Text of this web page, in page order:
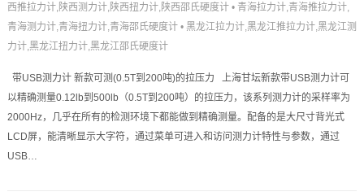
西推拉力计,陕西测力计,陕西扭力计,陕西邵氏硬度计• 青海拉力计,青海推拉力计,
青海测力计,青海扭力计,青海邵氏硬度计• 黑龙江拉力计,黑龙江推拉力计,黑龙江测
力计,黑龙江扭力计,黑龙江邵氏硬度计
带USB测力计 新款可测(0.5T到200吨)的拉压力 上海甘坛新款带USB测力计可
以精确测量0.12lb到500lb（0.5T到200吨）的拉压力，该系列测力计的采样率为
2000Hz，几乎在所有的检测环境下都能做到精确测量。配备的是大尺寸背光式
LCD屏，能清晰显示大字符，通过菜单可进入和访问测力计特性与参数，通过
USB…